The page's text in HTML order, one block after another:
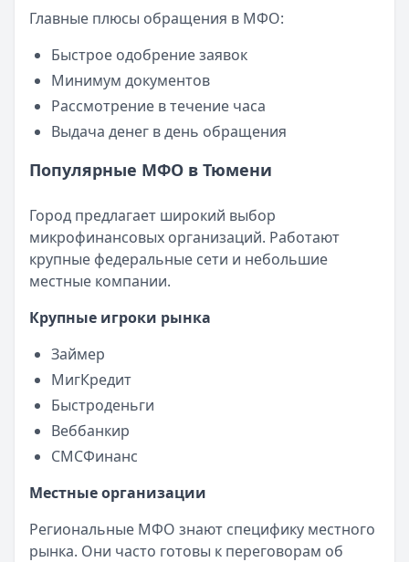
Главные плюсы обращения в МФО:
Быстрое одобрение заявок
Минимум документов
Рассмотрение в течение часа
Выдача денег в день обращения
Популярные МФО в Тюмени
Город предлагает широкий выбор
микрофинансовых организаций. Работают
крупные федеральные сети и небольшие
местные компании.
Крупные игроки рынка
Займер
МигКредит
Быстроденьги
Веббанкир
СМСФинанс
Местные организации
Региональные МФО знают специфику местного
рынка. Они часто готовы к переговорам об